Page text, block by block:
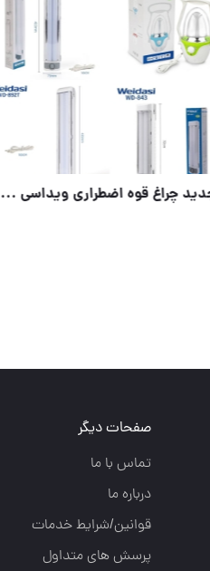
بار جدید چراغ قوه اضطراری ویداسی رسید
صفحات دیگر
تماس با ما
درباره ما
قوانین/شرایط خدمات
پرسش های متداول